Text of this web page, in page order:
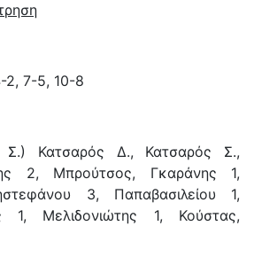
2, 7-5, 10-8
Σ.) Κατσαρός Δ., Κατσαρός Σ.,
2, Μπρούτσος, Γκαράνης 1,
3, Παπαβασιλείου 1,
1, Μελιδονιώτης 1, Κούστας,